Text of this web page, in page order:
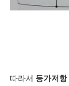
따라서 등가저항